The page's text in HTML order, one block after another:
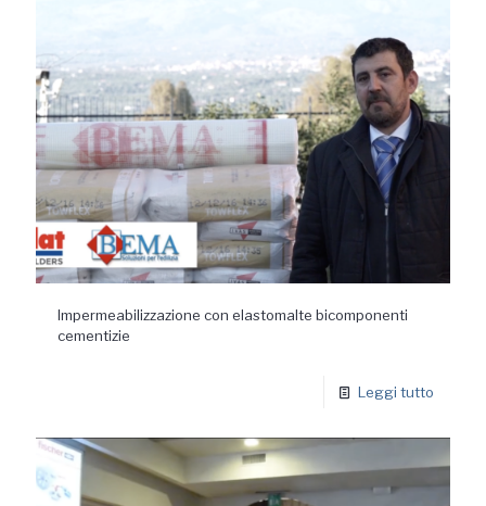
Impermeabilizzazione con elastomalte bicomponenti
cementizie
Leggi tutto